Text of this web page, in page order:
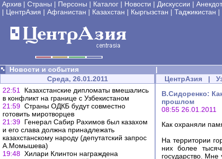
Архив | Страны | Персоны | Каталог | Новости | Дискуссии |
| ЦентрАзия | Афганистан | Казахстан | Кыргызстан | Таджикистан |
Новости и события
|
Среда, 26.01.2011
22:51
Казахстанские дипломаты вмешались
в конфликт на границе с Узбекистаном
21:59 Страны ОДКБ будут совместно
готовить миротворцев
21:39 Генерал Сабир Рахимов был казахом
и его слава должна принадлежать
казахстанскому народу (депутатский запрос
А.Момышева)
19:48 Хилари Клинтон награждена
ЦентрАзия |
В.Сидоренко:
прошлом
08:55 26.01.2011
Как охраняли
На территории
них более
государство.